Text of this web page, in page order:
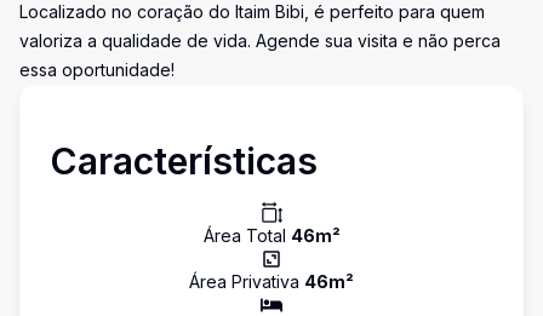
Localizado no coração do Itaim Bibi, é perfeito para quem
valoriza a qualidade de vida. Agende sua visita e não perca
essa oportunidade!
Características
Área Total 46m²
Área Privativa 46m²